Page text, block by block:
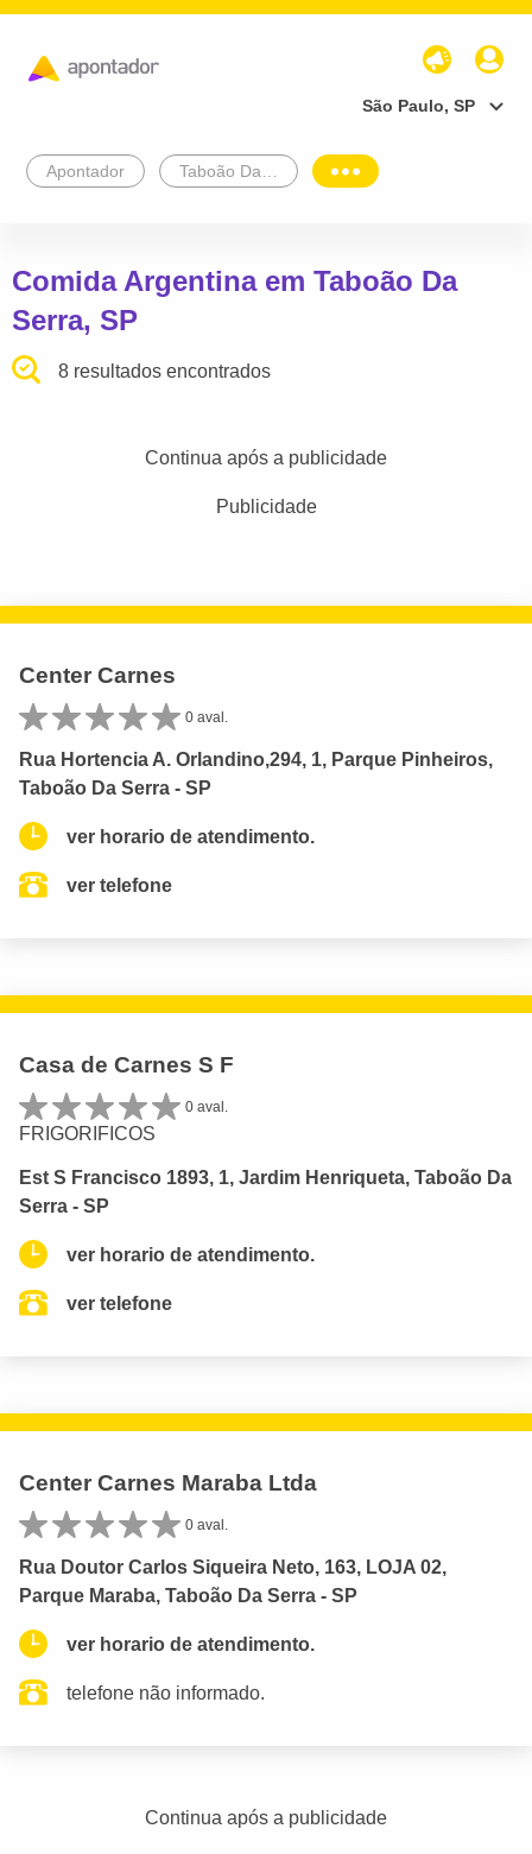
São Paulo, SP
Apontador
Comida Argentina em Taboão Da
Serra, SP
8 resultados encontrados
Continua após a publicidade
Publicidade
Center Carnes
0 aval.
Rua Hortencia A. Orlandino,294, 1, Parque Pinheiros,
Taboão Da Serra - SP
ver horario de atendimento.
ver telefone
Casa de Carnes S F
0 aval.
FRIGORIFICOS
Est S Francisco 1893, 1, Jardim Henriqueta, Taboão Da
Serra - SP
ver horario de atendimento.
ver telefone
Center Carnes Maraba Ltda
0 aval.
Rua Doutor Carlos Siqueira Neto, 163, LOJA 02,
Parque Maraba, Taboão Da Serra - SP
ver horario de atendimento.
telefone não informado.
Continua após a publicidade